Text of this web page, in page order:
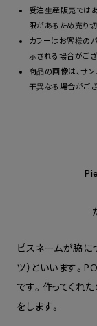
受注生産販売では
限があるため売り
カラーはお客様の
示される場合がござ
商品の画像は、サ
干異なる場合がござ
ピスネームが脇に
ツ）といいます。
です。作ってくれ
をします。